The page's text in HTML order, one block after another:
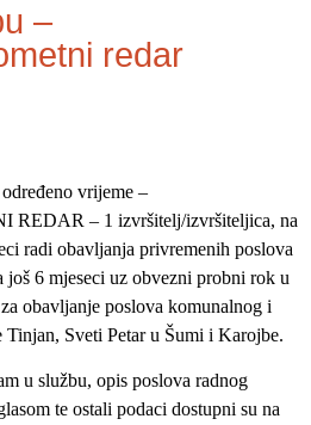
–
redar
vrijeme –
– 1 izvršitelj/izvršiteljica, na
radi obavljanja privremenih poslova
još 6 mjeseci uz obvezni probni rok u
obavljanje poslova komunalnog i
Tinjan, Sveti Petar u Šumi i Karojbe.
u službu, opis poslova radnog
te ostali podaci dostupni su na